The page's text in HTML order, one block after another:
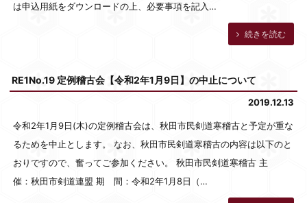
は申込用紙をダウンロードの上、必要事項を記入…
続きを読む
RE1No.19 定例稽古会【令和2年1月9日】の中止について
2019.12.13
令和2年1月9日(木)の定例稽古会は、秋田市民剣道寒稽古と予定が重な
るためを中止とします。 なお、秋田市民剣道寒稽古の内容は以下のと
おりですので、奮ってご参加ください。 秋田市民剣道寒稽古 主
催：秋田市剣道連盟 期 間：令和2年1月8日（…